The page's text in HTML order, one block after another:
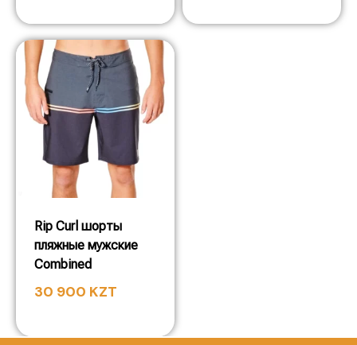
Rip Curl шорты
пляжные мужские
Combined
30 900 KZT